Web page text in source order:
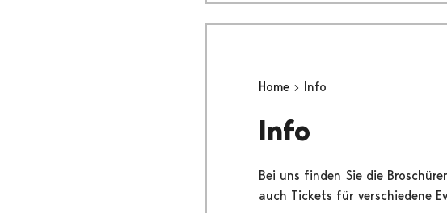
Home Info
Info
Bei uns finden Sie die
auch Tickets für verschiedene